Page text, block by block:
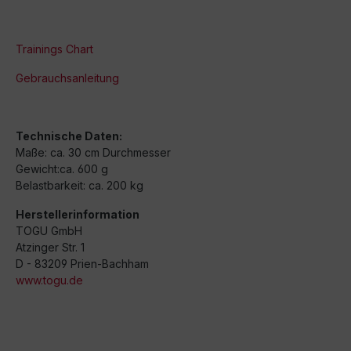
Trainings Chart
Gebrauchsanleitung
Technische Daten:
Maße: ca. 30 cm Durchmesser
Gewicht:ca. 600 g
Belastbarkeit: ca. 200 kg
Herstellerinformation
TOGU GmbH
Atzinger Str. 1
D - 83209 Prien-Bachham
www.togu.de